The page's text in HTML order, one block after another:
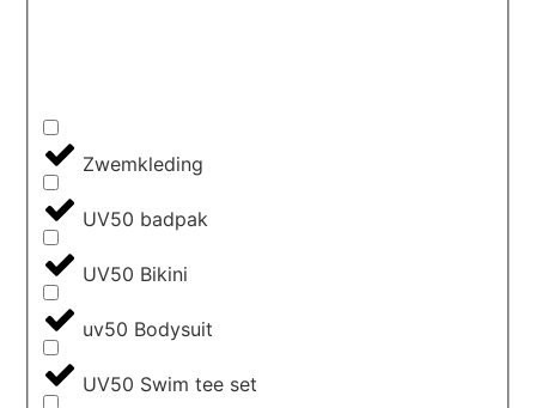
Zwemkleding
UV50 badpak
UV50 Bikini
uv50 Bodysuit
UV50 Swim tee set